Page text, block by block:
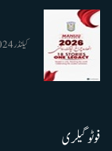
کیلنڈر 2024
فوٹو گیلری